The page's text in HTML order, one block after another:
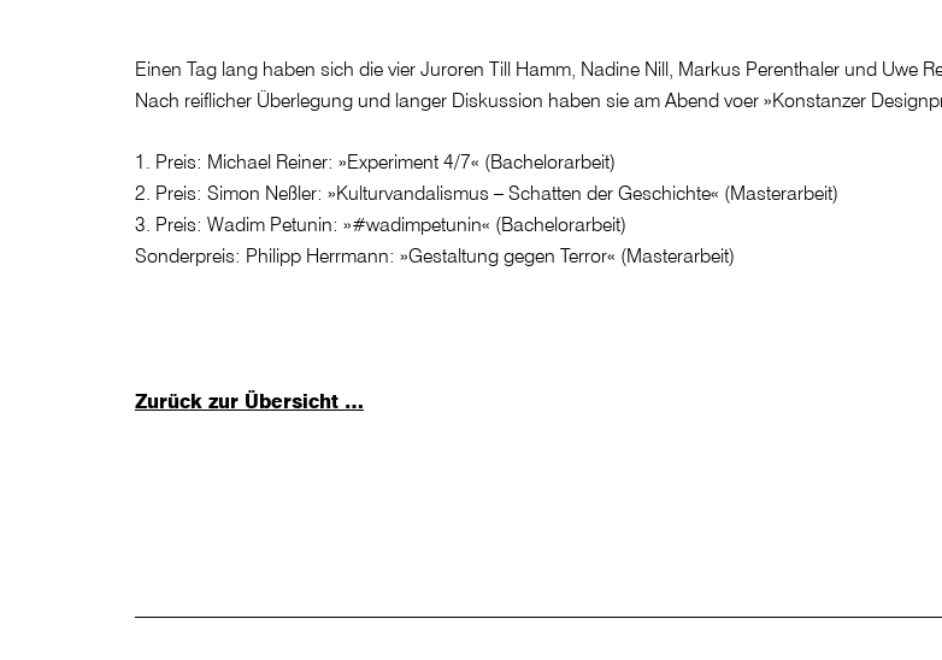
Einen Tag lang haben sich die vier Juroren Till Hamm, Nadine Nill, Markus Perenthaler und Uwe
Nach reiflicher Überlegung und langer Diskussion haben sie am Abend voer »Konstanzer
1. Preis: Michael Reiner: »Experiment 4/7« (Bachelorarbeit)
2. Preis: Simon Neßler: »Kulturvandalismus – Schatten der Geschichte« (Masterarbeit)
3. Preis: Wadim Petunin: »#wadimpetunin« (Bachelorarbeit)
Sonderpreis: Philipp Herrmann: »Gestaltung gegen Terror« (Masterarbeit)
Zurück zur Übersicht …